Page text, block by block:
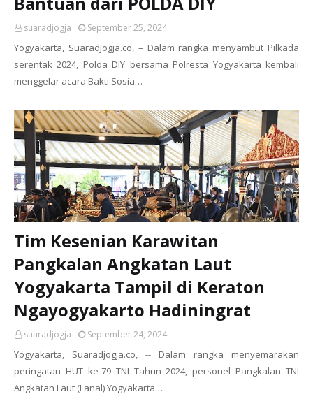
suaradjogja September 25, 2024
Yogyakarta, Suaradjogja.co, – Dalam rangka menyambut Pilkada
serentak 2024, Polda DIY bersama Polresta Yogyakarta kembali
menggelar acara Bakti Sosia…
Tim Kesenian Karawitan
Pangkalan Angkatan Laut
Yogyakarta Tampil di Keraton
Ngayogyakarto Hadiningrat
suaradjogja September 24, 2024
Yogyakarta, Suaradjogja.co, -- Dalam rangka menyemarakan
peringatan HUT ke-79 TNI Tahun 2024, personel Pangkalan TNI
Angkatan Laut (Lanal) Yogyakarta…